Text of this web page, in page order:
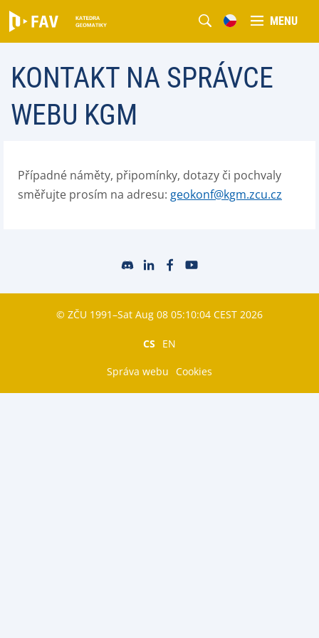
MENU
KONTAKT NA SPRÁVCE
WEBU KGM
Případné náměty, připomínky, dotazy či pochvaly
směřujte prosím na adresu: geokonf@kgm.zcu.cz
© ZČU 1991–Sat Aug 08 05:10:04 CEST 2026
CS EN
Správa webu Cookies